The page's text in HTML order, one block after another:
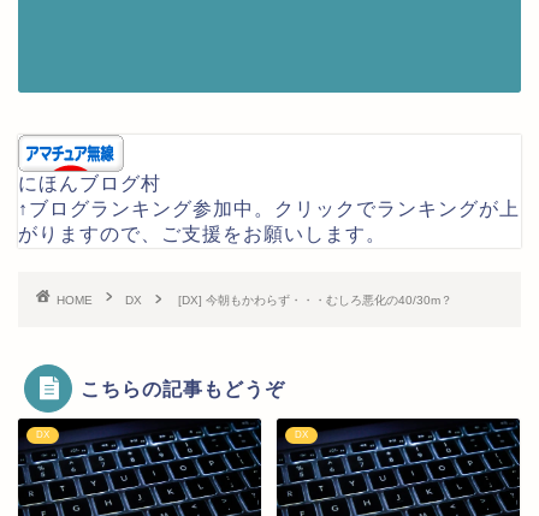
にほんブログ村
↑ブログランキング参加中。クリックでランキングが上
がりますので、ご支援をお願いします。
HOME DX [DX] 今朝もかわらず・・・むしろ悪化の40/30m？
こちらの記事もどうぞ
DX DX